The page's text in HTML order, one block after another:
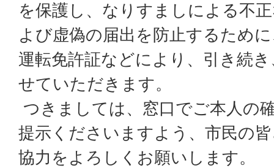
を保護し、なりすましによる不
よび虚偽の届出を防止するため
運転免許証などにより、引き続
せていただきます。
つきましては、窓口でご本人の
提示くださいますよう、市民の
協力をよろしくお願いします。